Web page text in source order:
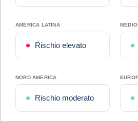
AMERICA LATINA
Rischio elevato
NORD AMERICA
Rischio moderato